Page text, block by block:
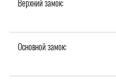
Верхний замок:
Основной замок: